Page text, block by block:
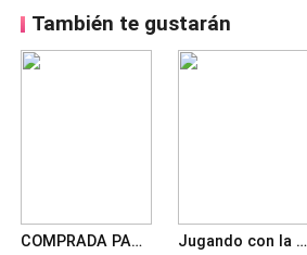
También te gustarán
COMPRADA PARA EL HIJO; DISFRUTADA POR EL DON Jugando con la Mafia